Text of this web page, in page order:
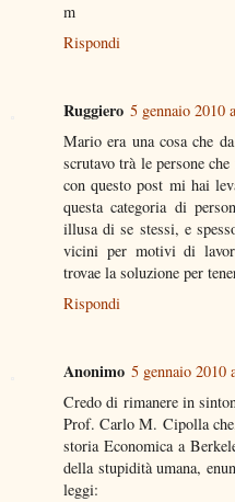
m
Rispondi
Ruggiero 5 gennaio 2010
Mario era una cosa che
scrutavo trà le persone
con questo post mi hai
questa categoria di
illusa di se stessi, e
vicini per motivi di
trovae la soluzione per
Rispondi
Anonimo 5 gennaio 2010
Credo di rimanere in
Prof. Carlo M. Cipolla
storia Economica a
della stupidità umana,
leggi: